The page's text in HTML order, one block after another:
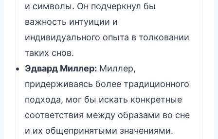
и символы. Он подчеркнул бы
важность интуиции и
индивидуального опыта в толковании
таких снов.
Эдвард Миллер: Миллер,
придерживаясь более традиционного
подхода, мог бы искать конкретные
соответствия между образами во сне
и их общепринятыми значениями.